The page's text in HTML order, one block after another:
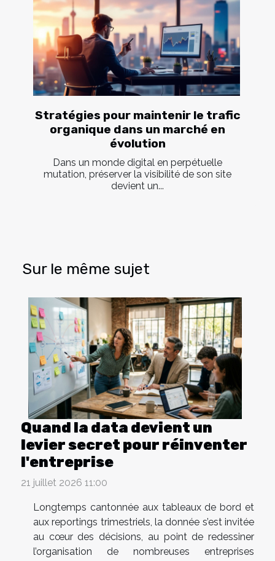
Stratégies pour maintenir le trafic
organique dans un marché en
évolution
Dans un monde digital en perpétuelle
mutation, préserver la visibilité de son site
devient un...
Sur le même sujet
Quand la data devient un
levier secret pour réinventer
l'entreprise
21 juillet 2026 11:00
Longtemps cantonnée aux tableaux de bord et
aux reportings trimestriels, la donnée s’est invitée
au cœur des décisions, au point de redessiner
l’organisation de nombreuses entreprises